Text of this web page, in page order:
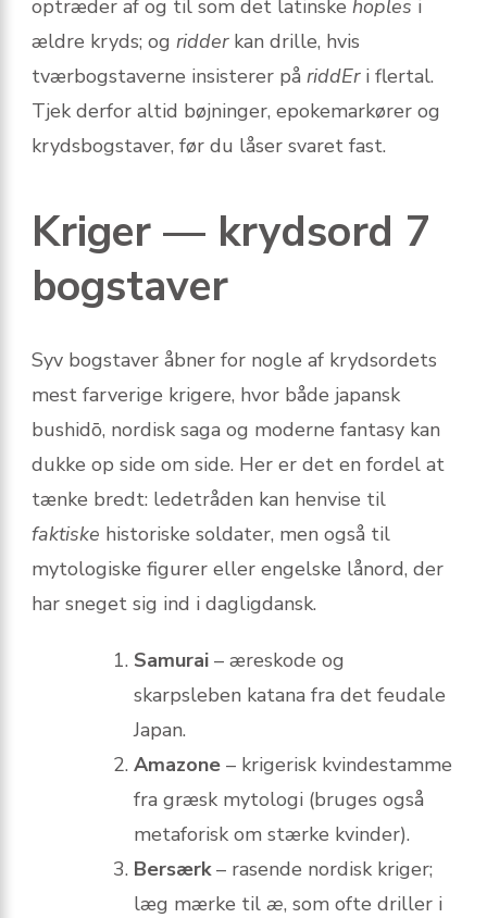
optræder af og til som det latinske hoples i
ældre kryds; og ridderkan drille, hvis
tværbogstaverne insisterer på riddEri flertal.
Tjek derfor altid bøjninger, epokemarkører og
krydsbogstaver, før du låser svaret fast.
Kriger — krydsord 7
bogstaver
Syv bogstaver åbner for nogle af krydsordets
mest farverige krigere, hvor både japansk
bushidō, nordisk saga og moderne fantasy kan
dukke op side om side. Her er det en fordel at
tænke bredt: ledetråden kan henvise til
faktiske historiske soldater, men også til
mytologiske figurer eller engelske lånord, der
har sneget sig ind i dagligdansk.
Samurai – æreskode og
skarpsleben katana fra det feudale
Japan.
Amazone – krigerisk kvindestamme
fra græsk mytologi (bruges også
metaforisk om stærke kvinder).
Bersærk– rasende nordisk kriger;
læg mærke til æ, som ofte driller i